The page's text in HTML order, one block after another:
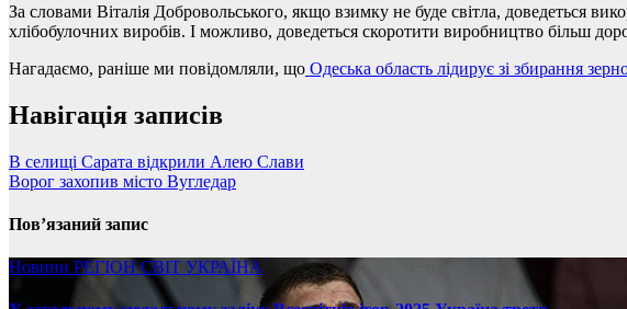
За словами Віталія Добровольського, якщо взимку не буде світла, доведеться
хлібобулочних виробів. І можливо, доведеться скоротити виробництво більш
Нагадаємо, раніше ми повідомляли, що Одеська область лідирує зі збирання
Навігація записів
В селищі Сарата відкрили Алею Слави
Ворог захопив місто Вугледар
Пов’язаний запис
Новини РЕГІОНСВІТ УКРАЇНА